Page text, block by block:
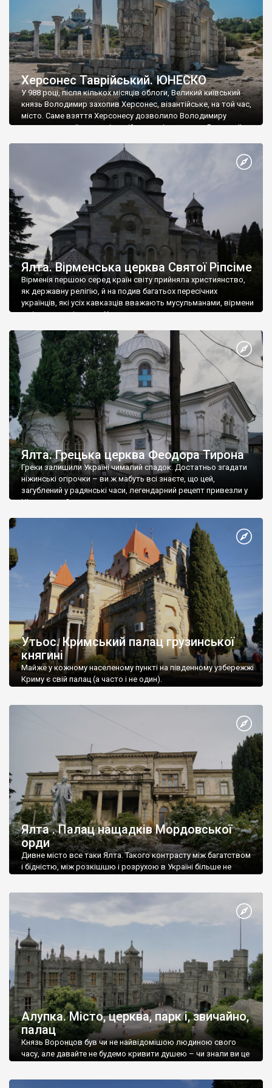
Херсонес Таврійський. ЮНЕСКО
У 988 році, після кількох місяців облоги, Великий київський
князь Володимир захопив Херсонес, візантійське, на той час,
місто. Саме взяття Херсонесу дозволило Володимиру
диктувати свої умови візантійському імператору Василю ІІ, та
Херсонесі Володимир-язичник, став Василем-християнином.
А потім було Хрещення Русі. На честь Херсонесу Таврійського
Ялта. Вірменська церква Святої Ріпсіме
Вірменія першою серед країн світу прийняла християнство,
як державну релігію, й на подив багатьох пересічних
українців, які усіх кавказців вважають мусульманами, вірмени
є відданими вірянами Христа
Ялта. Грецька церква Феодора Тирона
Греки залишили Україні чималий спадок. Достатньо згадати
ніжинські огірочки – ви ж мабуть всі знаєте, що цей,
загублений у радянські часи, легендарний рецепт привезли у
Ніжин греки?
Утьос. Кримський палац грузинської
княгині
Майже у кожному населеному пункті на південному узбережжі
Криму є свій палац (а часто і не один).
Ялта . Палац нащадків Мордовської
орди
Дивне місто все таки Ялта. Такого контрасту між багатством
і бідністю, між розкішшю і розрухою в Україні більше не
Алупка. Місто, церква, парк і, звичайно,
палац
Князь Воронцов був чи не найвідомішою людиною свого
часу, але давайте не будемо кривити душею – чи знали ви це